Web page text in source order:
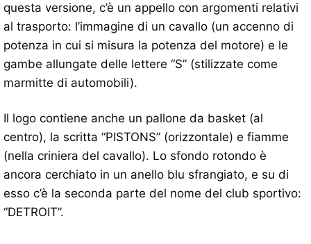
questa versione, c’è un appello con argomenti relativi
al trasporto: l’immagine di un cavallo (un accenno di
potenza in cui si misura la potenza del motore) e le
gambe allungate delle lettere “S” (stilizzate come
marmitte di automobili).
Il logo contiene anche un pallone da basket (al
centro), la scritta “PISTONS” (orizzontale) e fiamme
(nella criniera del cavallo). Lo sfondo rotondo è
ancora cerchiato in un anello blu sfrangiato, e su di
esso c’è la seconda parte del nome del club sportivo:
“DETROIT”.